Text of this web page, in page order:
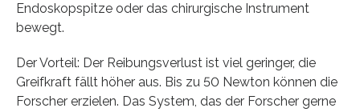
Endoskopspitze oder das chirurgische Instrument
bewegt.
Der Vorteil: Der Reibungsverlust ist viel geringer, die
Greifkraft fällt höher aus. Bis zu 50 Newton können die
Forscher erzielen. Das System, das der Forscher gerne